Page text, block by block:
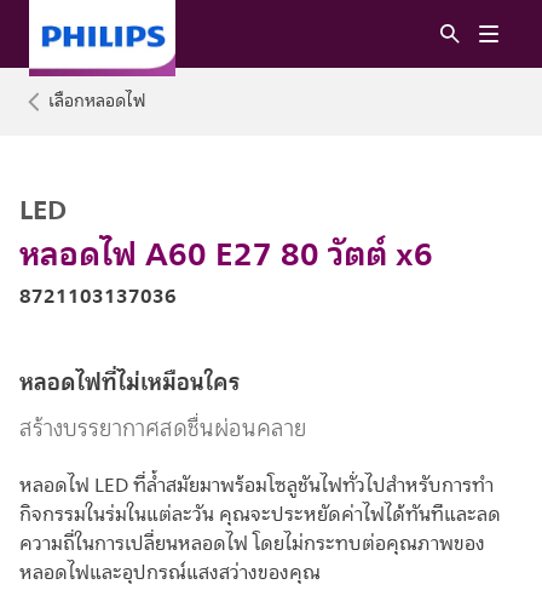
เลือกหลอดไฟ
หลอดไฟ A60 E27 80 วัตต์ x6
LED
8721103137036
หลอดไฟที่ไม่เหมือนใคร
สร้างบรรยากาศสดชื่นผ่อนคลาย
หลอดไฟ LED ที่ล้ำสมัยมาพร้อมโซลูชันไฟทั่วไปสำหรับการทำ
กิจกรรมในร่มในแต่ละวัน คุณจะประหยัดค่าไฟได้ทันทีและลด
ความถี่ในการเปลี่ยนหลอดไฟ โดยไม่กระทบต่อคุณภาพของ
หลอดไฟและอุปกรณ์แสงสว่างของคุณ